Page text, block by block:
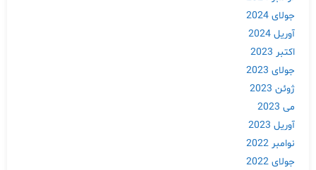
جولای 2024
آوریل 2024
اکتبر 2023
جولای 2023
ژوئن 2023
می 2023
آوریل 2023
نوامبر 2022
جولای 2022